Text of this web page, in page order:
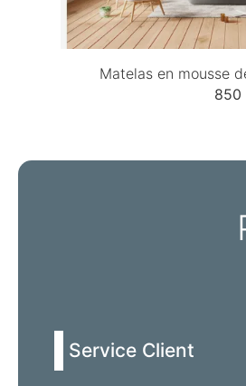
Matelas en mousse
850
Service Client